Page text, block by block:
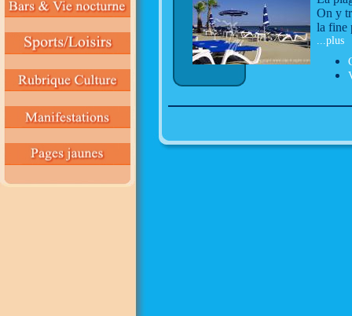
On y
la fine
...plus